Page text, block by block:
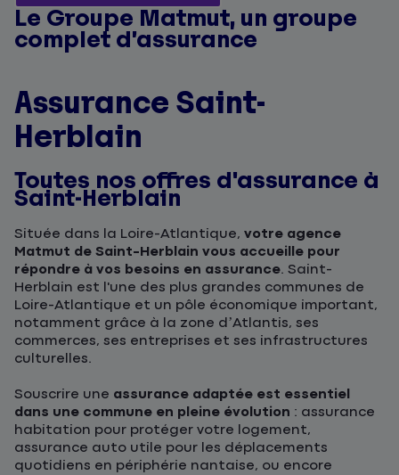
Le Groupe Matmut, un groupe
complet d’assurance
Assurance Saint-
Herblain
Toutes nos offres d'assurance à
Saint-Herblain
Située dans la Loire-Atlantique, votre agence
Matmut de Saint-Herblain vous accueille pour
répondre à vos besoins en assurance. Saint-
Herblain est l'une des plus grandes communes de
Loire-Atlantique et un pôle économique important,
notamment grâce à la zone d’Atlantis, ses
commerces, ses entreprises et ses infrastructures
culturelles.
Souscrire une assurance adaptée est essentiel
dans une commune en pleine évolution : assurance
habitation pour protéger votre logement,
assurance auto utile pour les déplacements
quotidiens en périphérie nantaise, ou encore